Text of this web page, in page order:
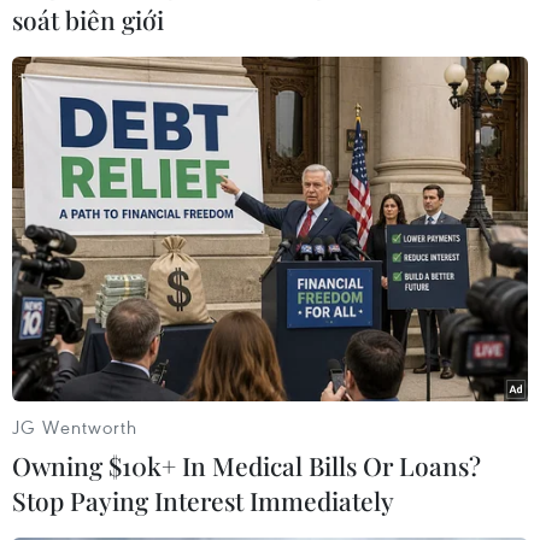
sư cũng đưa ra một số mô hình vàcấu trúc vận
hành dành cho doanh nghiệp khi thực hiện CSR.
Hài hước, nhiệt tình và uyên bác, Tom Cannon
đã đem đến những giờ học thựcsự bổ ích và hào
hứng dành cho sinh viên. Đây là cơ hội tuyệt vời
để các nghiêncứu sinh và sinh viên tiếp cận với
những tư tưởng hiện đại từ một trong
nhữngnhà hoạch định hàng đầu ở Vương quốc
Anh và trên thế giới.
Giáo sư Tom Cannon nổi tiếng là nhà hoạch
định chiến lược kinh tế hàng đầuthế giới với vai
trò Chủ trì dự án nghiên cứu "Tầm nhìn hay
quan điểm kinh doanhmới" do Tony Blair,
nguyên Thủ tướng Anh khởi xướng. Ông còn
soát biên giới
JG Wentworth
Owning $10k+ In Medical Bills Or Loans?
Stop Paying Interest Immediately